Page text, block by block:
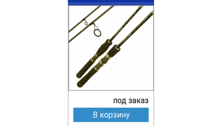
под заказ
В корзину